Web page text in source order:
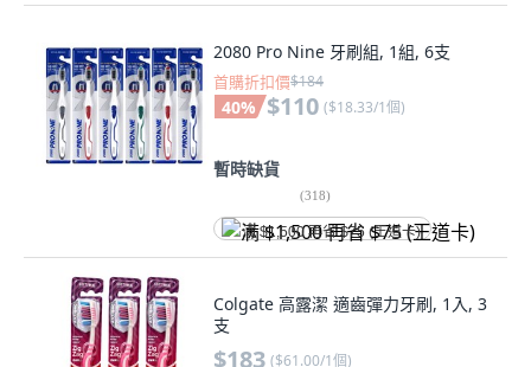
2080 Pro Nine 牙刷組, 1組, 6支
首購折扣價$184
40% $110 ($18.33/1個)
暫時缺貨
(318)
满 $1,500 再省 $75 (王道卡)
Colgate 高露潔 適齒彈力牙刷, 1入, 3
支
$183 ($61.00/1個)